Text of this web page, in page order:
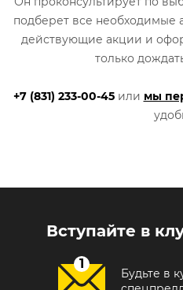
подберет все необходимые
действующие акции и
только
+7 (831) 233-00-45или мы
Вступайте в
Будьте в